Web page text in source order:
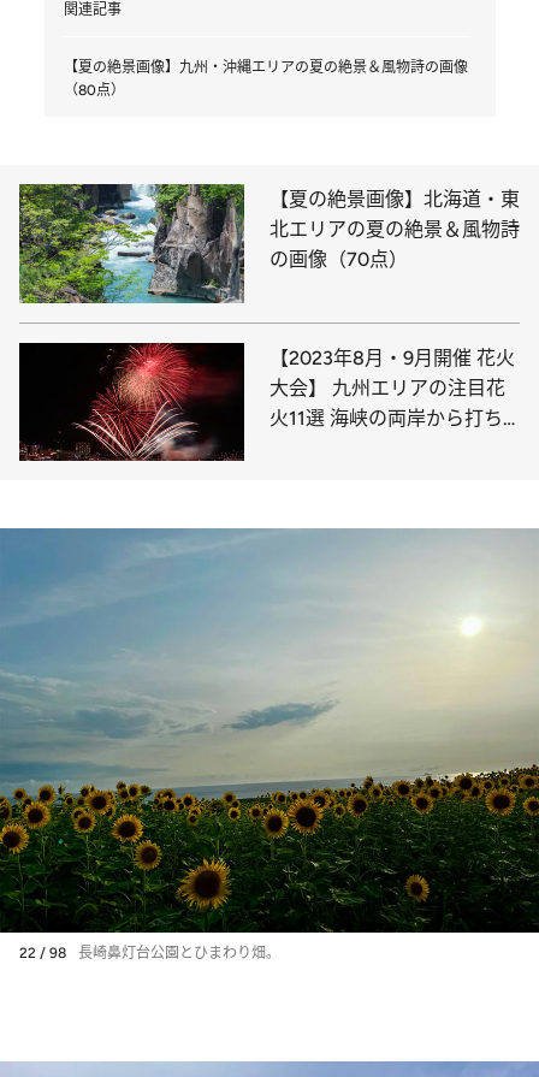
関連記事
【夏の絶景画像】九州・沖縄エリアの夏の絶景＆風物詩の画像
（80点）
【夏の絶景画像】北海道・東
北エリアの夏の絶景＆風物詩
の画像（70点）
【2023年8月・9月開催 花火
大会】 九州エリアの注目花
火11選 海峡の両岸から打ち
22 / 98 長崎鼻灯台公園とひまわり畑。